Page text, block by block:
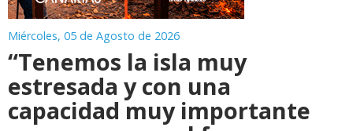
Miércoles, 05 de Agosto de 2026
“Tenemos la isla muy
estresada y con una
capacidad muy importante